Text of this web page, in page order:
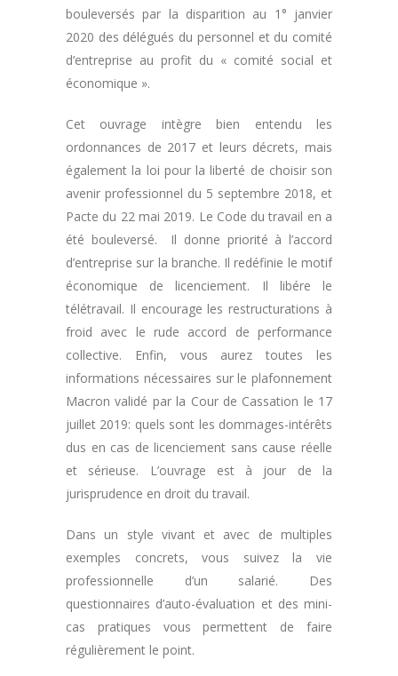
bouleversés par la disparition au 1° janvier
2020 des délégués du personnel et du comité
d’entreprise au profit du « comité social et
économique ».
Cet ouvrage intègre bien entendu les
ordonnances de 2017 et leurs décrets, mais
également la loi pour la liberté de choisir son
avenir professionnel du 5 septembre 2018, et
Pacte du 22 mai 2019. Le Code du travail en a
été bouleversé. Il donne priorité à l’accord
d’entreprise sur la branche. Il redéfinie le motif
économique de licenciement. Il libére le
télétravail. Il encourage les restructurations à
froid avec le rude accord de performance
collective. Enfin, vous aurez toutes les
informations nécessaires sur le plafonnement
Macron validé par la Cour de Cassation le 17
juillet 2019: quels sont les dommages-intérêts
dus en cas de licenciement sans cause réelle
et sérieuse. L’ouvrage est à jour de la
jurisprudence en droit du travail.
Dans un style vivant et avec de multiples
exemples concrets, vous suivez la vie
professionnelle d’un salarié. Des
questionnaires d’auto-évaluation et des mini-
cas pratiques vous permettent de faire
régulièrement le point.